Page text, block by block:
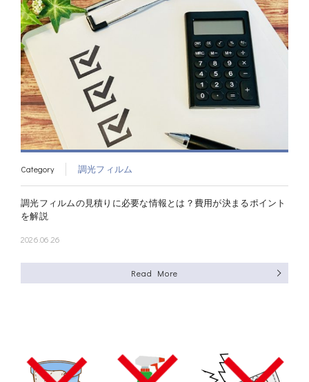
Category 調光フィルム
調光フィルムの見積りに必要な情報とは？費用が決まるポイント
を解説
2026.06.26
Read More